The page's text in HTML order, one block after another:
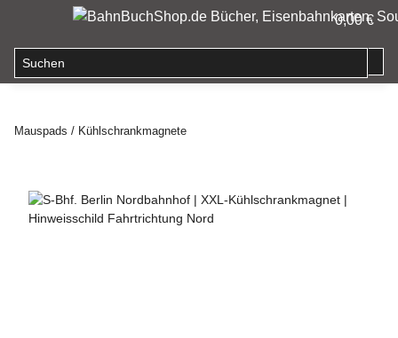
0,00 €
Mauspads / Kühlschrankmagnete